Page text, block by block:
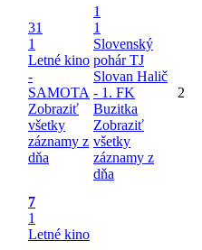
31
1
Letné kino
-
SAMOTA
Zobraziť
všetky
záznamy z
dňa
1
1
Slovenský
pohár TJ
Slovan Halič
- 1. FK
Buzitka
Zobraziť
všetky
záznamy z
dňa
2
7
1
Letné kino